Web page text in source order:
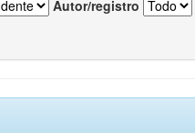
Autor/registro